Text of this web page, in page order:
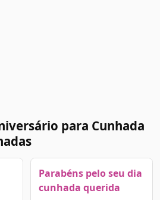
para Cunhada
Parabéns pelo seu dia
cunhada querida